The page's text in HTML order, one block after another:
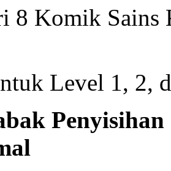
8 Komik Sains
Level 1, 2,